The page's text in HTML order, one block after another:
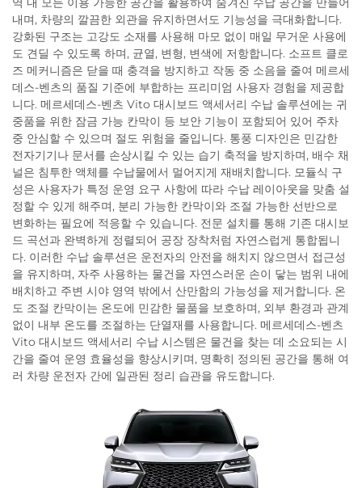
내며, 차량의 깔끔한 외관을 유지하면서도 기능성을 극대화합니다.
강화된 구조는 고강도 소재를 사용해 마모 없이 매일 무거운 사용에
도 견딜 수 있도록 하며, 균열, 변형, 변색에 저항합니다. 소프트 클로
즈 메커니즘은 닫을 때 충격을 방지하고 작동 중 소음을 줄여 메르세
데스-벤츠의 품질 기준에 부합하는 프리미엄 사용자 경험을 제공합
니다. 메르세데스-벤츠 Vito 대시보드 액세서리 수납 솔루션에는 귀
중품을 위한 잠금 가능 칸막이 등 보안 기능이 포함되어 있어 주차
중 안심할 수 있으며 절도 위험을 줄입니다. 통풍 디자인은 민감한
전자기기나 문서를 손상시킬 수 있는 습기 축적을 방지하며, 배수 채
널은 침투한 액체를 수납물에서 멀어지게 재배치합니다. 모듈식 구
성은 사용자가 특정 운영 요구 사항에 따라 수납 레이아웃을 맞춤 설
정할 수 있게 해주며, 분리 가능한 칸막이와 조절 가능한 선반으로
변화하는 필요에 적응할 수 있습니다. 전문 설치를 통해 기존 대시보
드 곡선과 완벽하게 정렬되어 공장 장착처럼 자연스럽게 통합됩니
다. 이러한 수납 솔루션은 운전자의 안전을 해치지 않으면서 접근성
을 유지하며, 자주 사용하는 물건을 자연스러운 손이 닿는 범위 내에
배치하고 주변 시야 영역 밖에서 산만함의 가능성을 제거합니다. 온
도 조절 칸막이는 온도에 민감한 물품을 보호하며, 외부 환경과 관계
없이 내부 온도를 조절하는 단열재를 사용합니다. 메르세데스-벤츠
Vito 대시보드 액세서리 수납 시스템은 물건을 찾는 데 소요되는 시
간을 줄여 운영 효율성을 향상시키며, 명확히 정의된 공간을 통해 여
러 차량 운전자 간에 일관된 정리 습관을 유도합니다.